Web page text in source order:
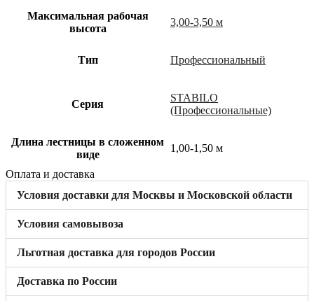
Максимальная рабочая
высота
3,00-3,50 м
Тип Профессиональный
Cерия
STABILO
(Профессиональные)
Длина лестницы в сложенном
виде
1,00-1,50 м
Оплата и доставка
Условия доставки для Москвы и Московской области
Условия самовывоза
Льготная доставка для городов России
Доставка по России